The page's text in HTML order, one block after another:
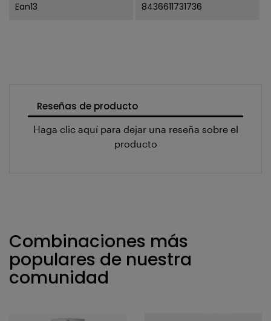
Ean13 8436611731736
Reseñas de producto
Haga clic aquí para dejar una reseña sobre el
producto
Combinaciones más
populares de nuestra
comunidad